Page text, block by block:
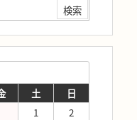
土
日
1
2